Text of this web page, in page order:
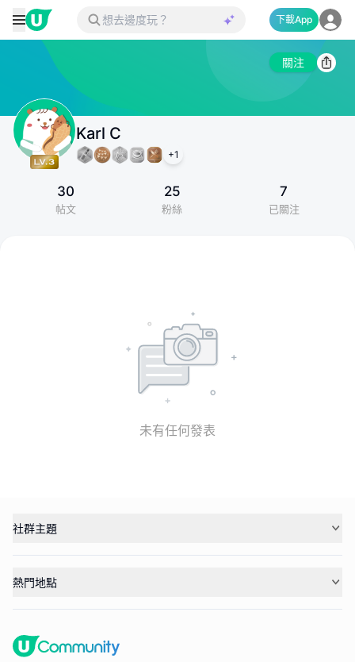
下載App
關注
Karl C
+1
30
帖文
25
粉絲
7
已關注
未有任何發表
社群主題
熱門地點